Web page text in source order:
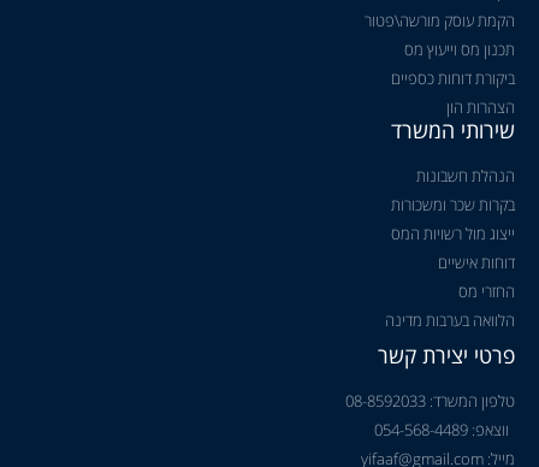
הקמת עוסק מורשה\פטור
תכנון מס וייעוץ מס
ביקורת דוחות כספיים
הצהרות הון
שירותי המשרד
הנהלת חשבונות
בקרות שכר ומשכורות
ייצוג מול רשויות המס
דוחות אישיים
החזרי מס
הלוואה בערבות מדינה
פרטי יצירת קשר
טלפון המשרד: 08-8592033
ווצאפ: 054-568-4489
מייל: yifaaf@gmail.com